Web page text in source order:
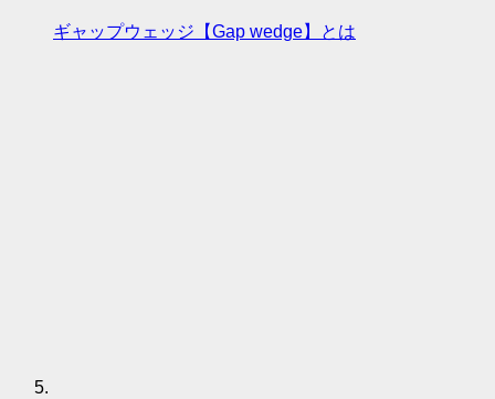
ギャップウェッジ【Gap wedge】とは